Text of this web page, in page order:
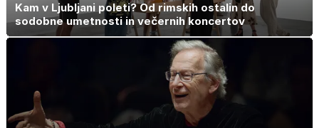
Kam v Ljubljani poleti? Od rimskih ostalin do
sodobne umetnosti in večernih koncertov